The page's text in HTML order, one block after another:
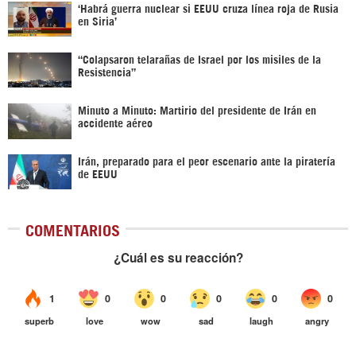
‎‘Habrá guerra nuclear si EEUU cruza línea roja de Rusia
en Siria’‎
“Colapsaron telarañas de Israel por los misiles de la
Resistencia”
Minuto a Minuto: Martirio del presidente de Irán en
accidente aéreo
Irán, preparado para el peor escenario ante la piratería
de EEUU
COMENTARIOS